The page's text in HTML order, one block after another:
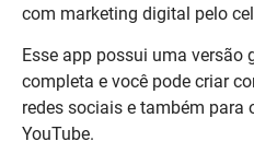
com marketing digital pelo
Esse app possui uma versão
completa e você pode criar
redes sociais e também para
YouTube.